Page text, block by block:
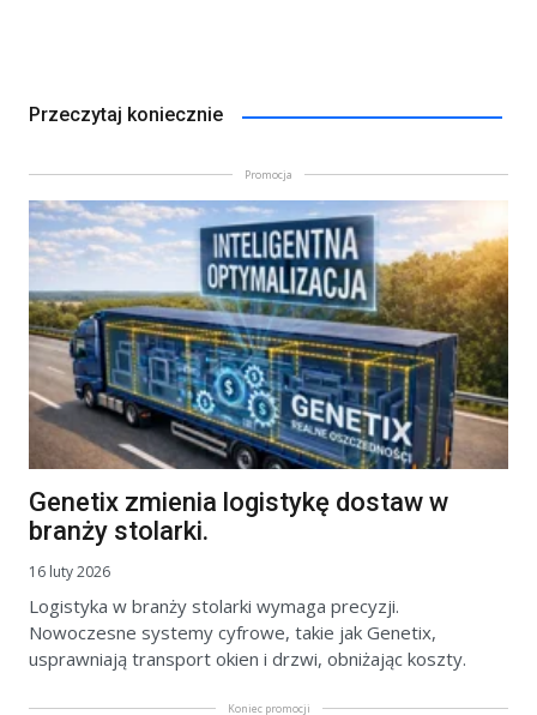
Przeczytaj koniecznie
Promocja
Genetix zmienia logistykę dostaw w
branży stolarki.
16 luty 2026
Logistyka w branży stolarki wymaga precyzji.
Nowoczesne systemy cyfrowe, takie jak Genetix,
usprawniają transport okien i drzwi, obniżając koszty.
Koniec promocji